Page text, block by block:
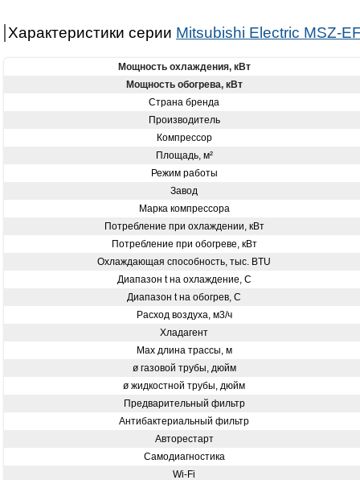
Характеристики серии Mitsubishi Electric MSZ-
Мощность охлаждения, кВт
Мощность обогрева, кВт
Страна бренда
Производитель
Компрессор
Площадь, м²
Режим работы
Завод
Марка компрессора
Потребление при охлаждении, кВт
Потребление при обогреве, кВт
Охлаждающая способность, тыс. BTU
Диапазон t на охлаждение, С
Диапазон t на обогрев, С
Расход воздуха, м3/ч
Хладагент
Max длина трассы, м
ø газовой трубы, дюйм
ø жидкостной трубы, дюйм
Предварительный фильтр
Антибактериальный фильтр
Авторестарт
Самодиагностика
Wi-Fi